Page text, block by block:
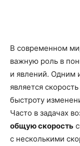
В современном
важную роль в
и явлений. Одним
является
быстроту
Часто в задачах
общую скорость
с несколькими